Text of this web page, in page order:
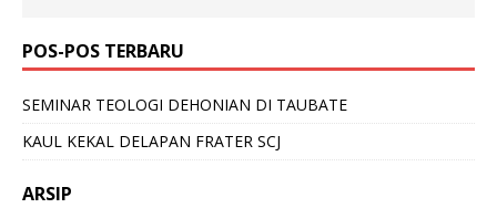
POS-POS TERBARU
SEMINAR TEOLOGI DEHONIAN DI TAUBATE
KAUL KEKAL DELAPAN FRATER SCJ
ARSIP